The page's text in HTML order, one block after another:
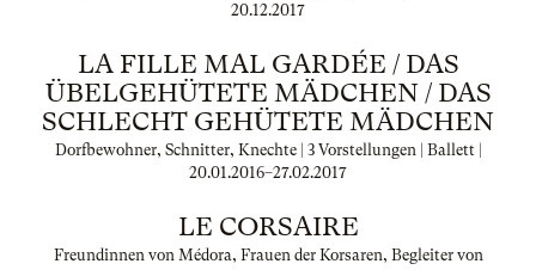
20.12.2017
LA FILLE MAL GARDÉE / DAS
ÜBELGEHÜTETE MÄDCHEN / DAS
SCHLECHT GEHÜTETE MÄDCHEN
Dorfbewohner, Schnitter, Knechte | 3 Vorstellungen | Ballett |
20.01.2016–27.02.2017
LE CORSAIRE
Freundinnen von Médora, Frauen der Korsaren, Begleiter von